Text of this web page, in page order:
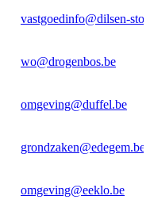
vastgoedinfo@dilsen-
wo@drogenbos.be
omgeving@duffel.be
grondzaken@edegem.be
omgeving@eeklo.be